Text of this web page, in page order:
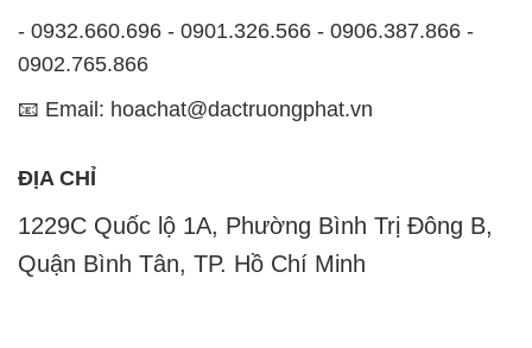
- 0932.660.696 - 0901.326.566 - 0906.387.866 -
0902.765.866
📧 Email: hoachat@dactruongphat.vn
ĐỊA CHỈ
1229C Quốc lộ 1A, Phường Bình Trị Đông B,
Quận Bình Tân, TP. Hồ Chí Minh